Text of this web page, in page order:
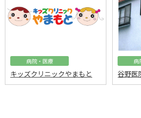
病院・医療
キッズクリニックやまもと
病
谷野医